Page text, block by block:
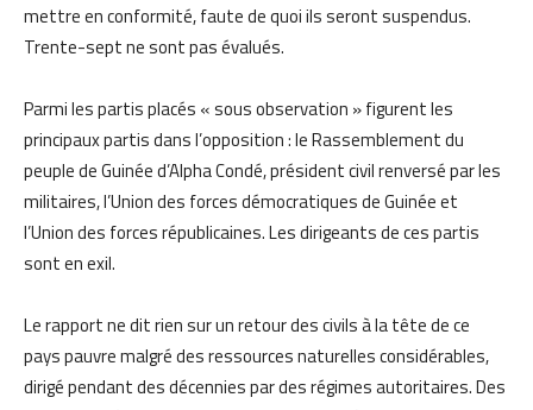
mettre en conformité, faute de quoi ils seront suspendus.
Trente-sept ne sont pas évalués.
Parmi les partis placés « sous observation » figurent les
principaux partis dans l’opposition : le Rassemblement du
peuple de Guinée d’Alpha Condé, président civil renversé par les
militaires, l’Union des forces démocratiques de Guinée et
l’Union des forces républicaines. Les dirigeants de ces partis
sont en exil.
Le rapport ne dit rien sur un retour des civils à la tête de ce
pays pauvre malgré des ressources naturelles considérables,
dirigé pendant des décennies par des régimes autoritaires. Des